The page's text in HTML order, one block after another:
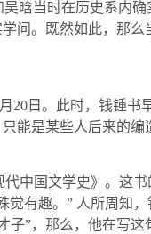
晗当时在历史系内
问。既然如此，那
月 20 日。此时，钱锺书
能是某些人后来的编
中国文学史》。这
有趣。” 人所周知
子”，那么，他在写